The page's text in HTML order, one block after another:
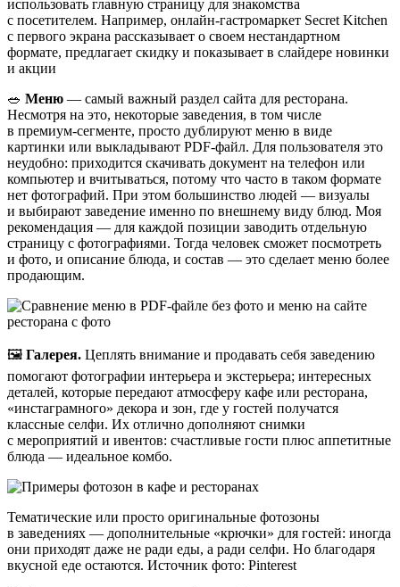
использовать главную страницу для знакомства
с посетителем. Например, онлайн‑гастромаркет Secret Kitchen
с первого экрана рассказывает о своем нестандартном
формате, предлагает скидку и показывает в слайдере новинки
и акции
🥗 Меню — самый важный раздел сайта для ресторана.
Несмотря на это, некоторые заведения, в том числе
в премиум‑сегменте, просто дублируют меню в виде
картинки или выкладывают PDF‑файл. Для пользователя это
неудобно: приходится скачивать документ на телефон или
компьютер и вчитываться, потому что часто в таком формате
нет фотографий. При этом большинство людей — визуалы
и выбирают заведение именно по внешнему виду блюд. Моя
рекомендация — для каждой позиции заводить отдельную
страницу с фотографиями. Тогда человек сможет посмотреть
и фото, и описание блюда, и состав — это сделает меню более
продающим.
🖼️ Галерея. Цеплять внимание и продавать себя заведению
помогают фотографии интерьера и экстерьера; интересных
деталей, которые передают атмосферу кафе или ресторана,
«инстаграмного» декора и зон, где у гостей получатся
классные селфи. Их отлично дополняют снимки
с мероприятий и ивентов: счастливые гости плюс аппетитные
блюда — идеальное комбо.
Тематические или просто оригинальные фотозоны
в заведениях — дополнительные «крючки» для гостей: иногда
они приходят даже не ради еды, а ради селфи. Но благодаря
вкусной еде остаются. Источник фото: Pinterest